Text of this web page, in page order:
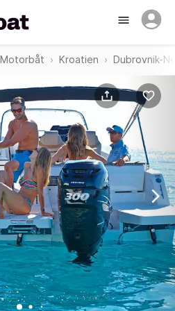
Motorbåt Kroatien Dubrovnik-